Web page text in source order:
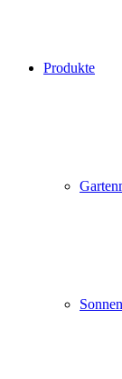
Produkte